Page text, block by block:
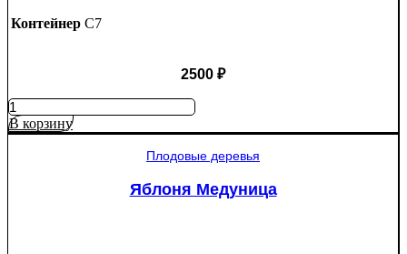
Контейнер C7
2500 ₽
Количество
товара
Яблоня
В корзину
Плодовые деревья
Яблоня Медуница